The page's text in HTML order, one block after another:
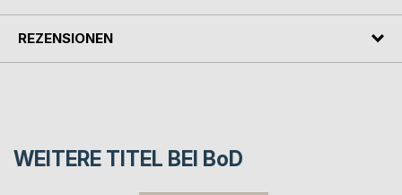
REZENSIONEN
WEITERE TITEL BEI BoD